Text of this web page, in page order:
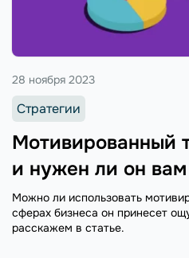
Мотивированный
и нужен ли он вам
28 ноября 2023
Стратегии
Можно ли использовать
сферах бизнеса он принесет
расскажем в статье.